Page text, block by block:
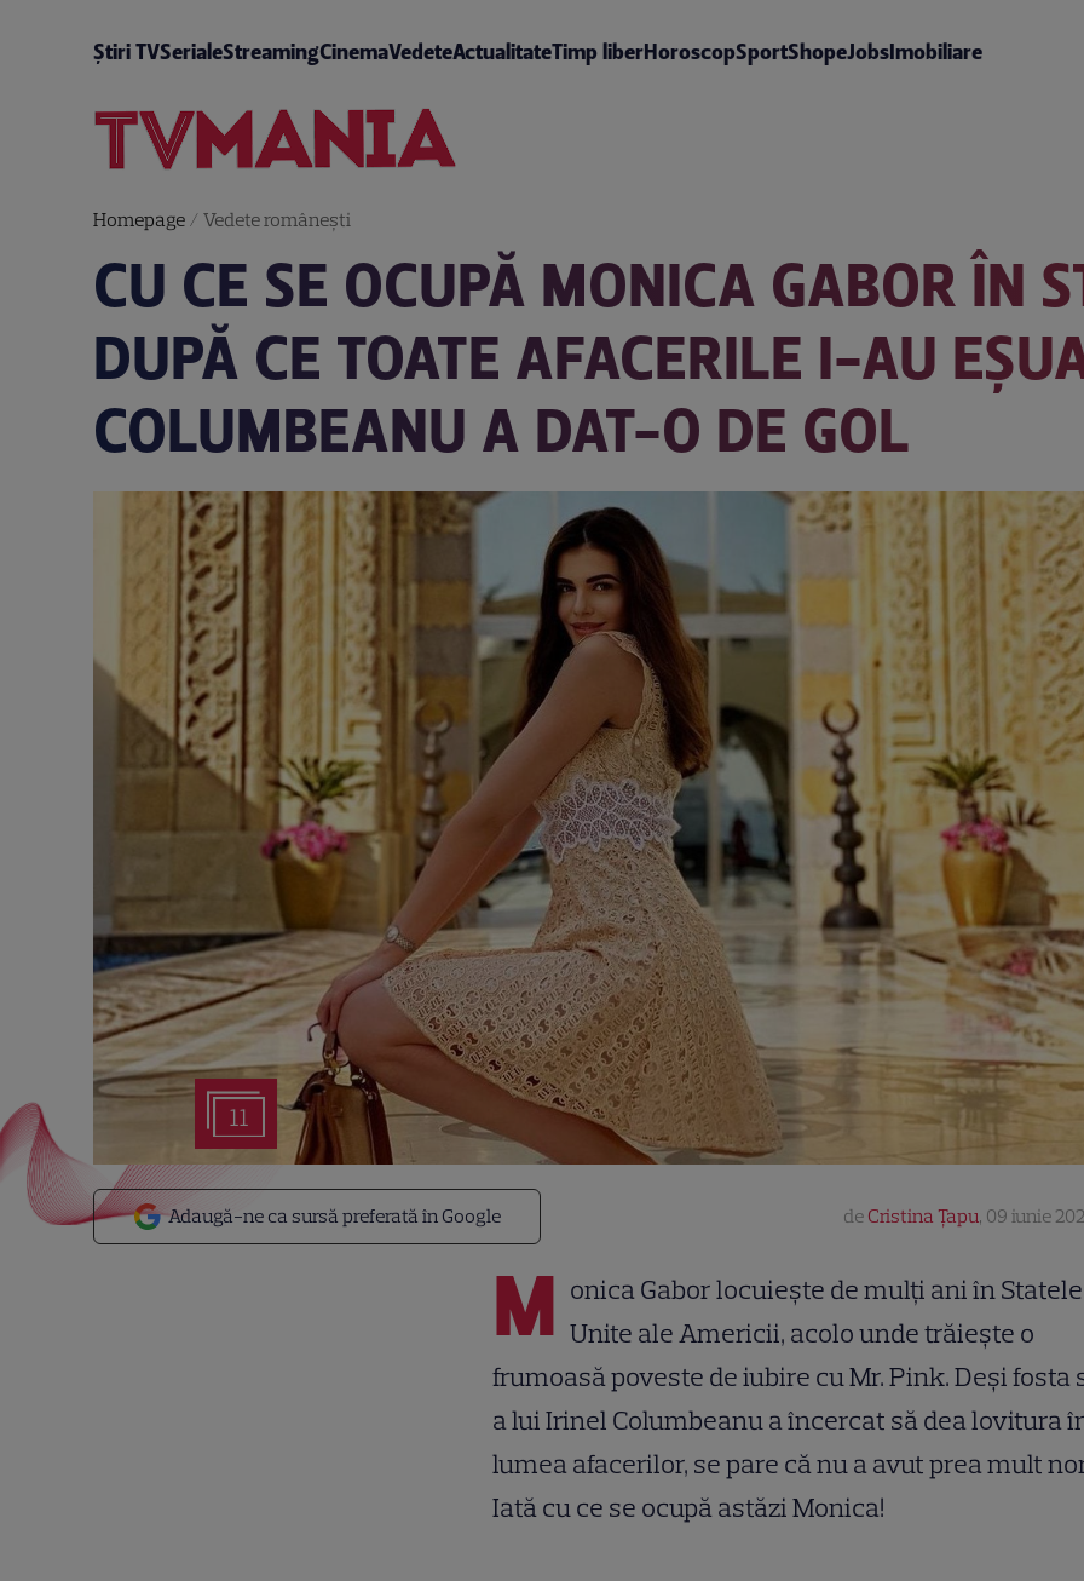
Știri TVSerialeStreamingCinemaVedeteActualitateTimp liberHoroscopSportShopeJobsImobiliare
Homepage/ Vedete româneşti
CU CE SE OCUPĂ MONICA GABOR ÎN
DUPĂ CE TOATE AFACERILE I-AU
COLUMBEANU A DAT-O DE GOL
11
Adaugă-ne ca sursă preferată în Google de Cristina Țapu, 09 iunie
M onica Gabor locuiește de mulți ani în Statele
Unite ale Americii, acolo unde trăiește o
frumoasă poveste de iubire cu Mr. Pink. Deși fosta
a lui Irinel Columbeanu a încercat să dea lovitura
lumea afacerilor, se pare că nu a avut prea mult
Iată cu ce se ocupă astăzi Monica!